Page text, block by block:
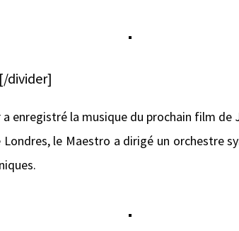
divider]
enregistré la musique du prochain film de
Londres, le Maestro a dirigé un orchestre